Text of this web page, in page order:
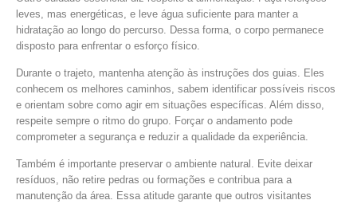
leves, mas energéticas, e leve água suficiente para manter a
hidratação ao longo do percurso. Dessa forma, o corpo permanece
disposto para enfrentar o esforço físico.
Durante o trajeto, mantenha atenção às instruções dos guias. Eles
conhecem os melhores caminhos, sabem identificar possíveis riscos
e orientam sobre como agir em situações específicas. Além disso,
respeite sempre o ritmo do grupo. Forçar o andamento pode
comprometer a segurança e reduzir a qualidade da experiência.
Também é importante preservar o ambiente natural. Evite deixar
resíduos, não retire pedras ou formações e contribua para a
manutenção da área. Essa atitude garante que outros visitantes